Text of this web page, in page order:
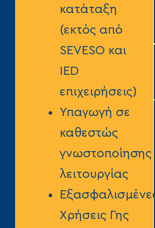
κατάταξη
(εκτός από
SEVESO και
IED
επιχειρήσεις)
Υπαγωγή σε
καθεστώς
γνωστοποίησης
λειτουργίας
Εξασφαλισμένες
Χρήσεις Γης